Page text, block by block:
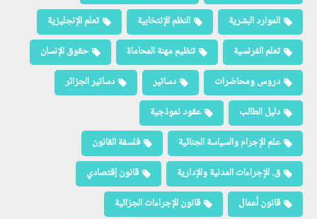
الموارد البشرية
النظم الإنتخابية
تعلم الإنجليزية
تعلم الفرنسية
تنظيم مهنة المحاماة
حقوق الإنسان
دروس ومحاضرات
دساتير
دساتير الجزائر
دليل الطالب
عقود نموذجية
علم الإجرام والسياسة الجنائية
فلسفة القانون
ق. الإجراءات المدنية والإدارية
قانون إقتصادي
قانون أعمال
قانون الإجراءات الجزائية